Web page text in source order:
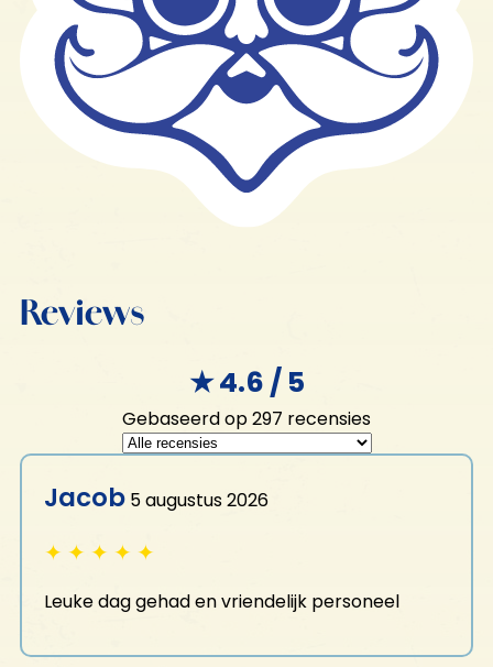
Cadeaubon
Prison Island Veluwe
E-chopper
Klootschieten
VOOR WIE?
Vrijgezellenfeest voor hem
Vriendenuitje
Reviews
★ 4.6 / 5
Gebaseerd op 297 recensies
Jacob 5 augustus 2026
✦ ✦ ✦ ✦ ✦
Leuke dag gehad en vriendelijk personeel